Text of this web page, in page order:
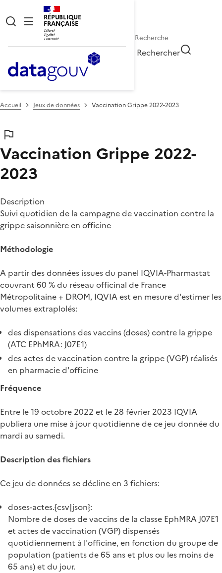
RÉPUBLIQUE
FRANÇAISE
Rechercher
Accueil Jeux de données Vaccination Grippe 2022-2023
Vaccination Grippe 2022-
2023
Description
Suivi quotidien de la campagne de vaccination contre la
grippe saisonnière en officine
Méthodologie
A partir des données issues du panel IQVIA-Pharmastat
couvrant 60 % du réseau officinal de France
Métropolitaine + DROM, IQVIA est en mesure d'estimer les
volumes extraplolés:
des dispensations des vaccins (doses) contre la grippe
(ATC EPhMRA: J07E1)
des actes de vaccination contre la grippe (VGP) réalisés
en pharmacie d'officine
Fréquence
Entre le 19 octobre 2022 et le 28 février 2023 IQVIA
publiera une mise à jour quotidienne de ce jeu donnée du
mardi au samedi.
Description des fichiers
Ce jeu de données se décline en 3 fichiers:
doses-actes.{csv|json}:
Nombre de doses de vaccins de la classe EphMRA J07E1
et actes de vaccination (VGP) dispensés
quotidiennement à l'officine, en fonction du groupe de
population (patients de 65 ans et plus ou les moins de
65 ans) et du jour.